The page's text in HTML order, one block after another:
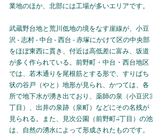
業地のほか、北部には工場が多いエリアです。
武蔵野台地と荒川低地の境をなす崖線が、小豆
沢 - 志村 - 中台 - 西台 - 赤塚にかけて区の中央部
をほぼ東西に貫き、付近は高低差に富み、坂道
が多く作られている。前野町・中台・西台地区
では、若木通りを尾根筋とする形で、すりばち
状の谷戸（やと）地形が見られ、かつては、各
所で地下水が湧き出ており、薬師の泉（小豆沢3
丁目）、出井の泉跡（泉町）などにその名残が
見られる。また、見次公園（前野町4丁目）の池
は、自然の湧水によって形成されたものです。